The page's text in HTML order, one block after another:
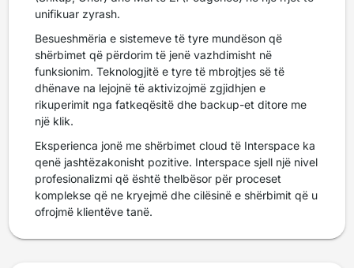
unifikuar zyrash.
Besueshmëria e sistemeve të tyre mundëson që
shërbimet që përdorim të jenë vazhdimisht në
funksionim. Teknologjitë e tyre të mbrojtjes së të
dhënave na lejojnë të aktivizojmë zgjidhjen e
rikuperimit nga fatkeqësitë dhe backup-et ditore me
një klik.
Eksperienca jonë me shërbimet cloud të Interspace ka
qenë jashtëzakonisht pozitive. Interspace sjell një nivel
profesionalizmi që është thelbësor për proceset
komplekse që ne kryejmë dhe cilësinë e shërbimit që u
ofrojmë klientëve tanë.